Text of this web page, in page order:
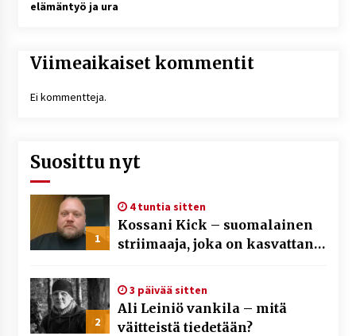
elämäntyö ja ura
Viimeaikaiset kommentit
Ei kommentteja.
Suosittu nyt
1
4 tuntia sitten
Kossani Kick – suomalainen
striimaaja, joka on kasvattanut
2
3 päivää sitten
Ali Leiniö vankila – mitä
väitteistä tiedetään?